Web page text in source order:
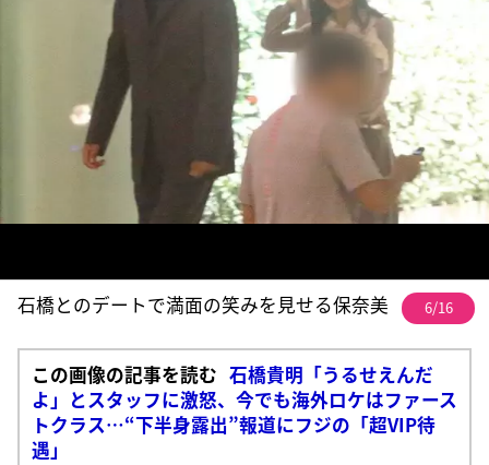
石橋とのデートで満面の笑みを見せる保奈美 6/16
この画像の記事を読む 石橋貴明「うるせえんだ
よ」とスタッフに激怒、今でも海外ロケはファース
トクラス…“下半身露出”報道にフジの「超VIP待
遇」